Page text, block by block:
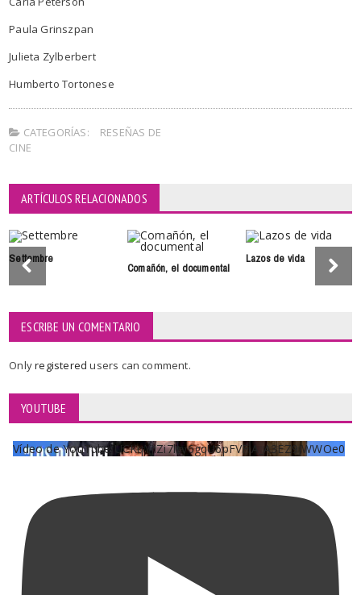
Paula Grinszpan
Julieta Zylberbert
Humberto Tortonese
CATEGORÍAS:
RESEÑAS DE
CINE
ARTÍCULOS RELACIONADOS
Settembre
Comañón, el documental
Lazos de vida
ESCRIBE UN COMENTARIO
Onlyregisteredusers can comment.
YOUTUBE
Vídeo de YouTube UCKqYjiZi7lzy6gqU6pFVFiA_A3EZ9JWWOe0